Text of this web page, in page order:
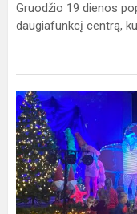
Gruodžio 19 dienos
daugiafunkcį centrą,
Kalėdos
,,Jūros
dugne"